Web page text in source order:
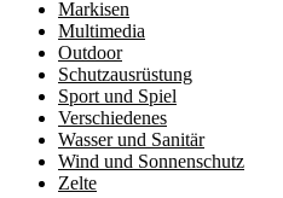
Markisen
Multimedia
Outdoor
Schutzausrüstung
Sport und Spiel
Verschiedenes
Wasser und Sanitär
Wind und Sonnenschutz
Zelte